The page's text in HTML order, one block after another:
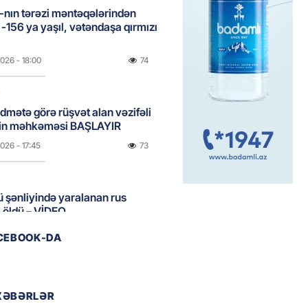
nın tərəzi məntəqələrindən
ya yaşıl, vətəndaşa qırmızı
- 18:00 74
görə rüşvət alan vəzifəli
məhkəməsi BAŞLAYIR
- 17:45 73
şənliyində yaralanan rus
– VİDEO
546 min manatı 20
DA